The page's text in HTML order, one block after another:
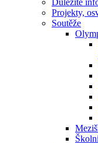
Důležité
Projekty,
Soutěže